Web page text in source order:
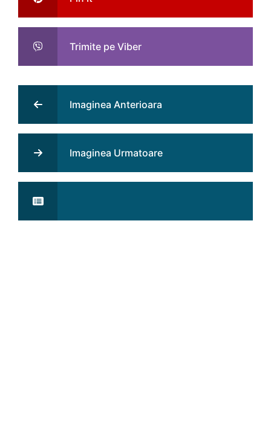
Trimite pe Viber
Imaginea Anterioara
Imaginea Urmatoare